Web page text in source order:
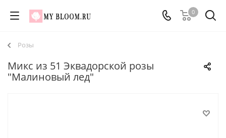
0
Розы
Микс из 51 Эквадорской розы
"Малиновый лед"